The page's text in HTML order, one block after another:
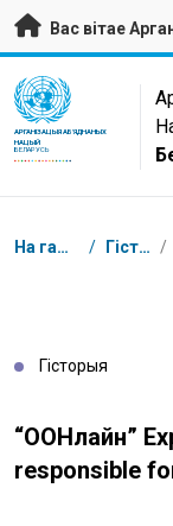
Да асноўнага зместу
Вас вітае
UN Logo
АРГАНІЗАЦЫЯ АБ'ЯДНАНЫХ
НАЦЫЙ
БЕЛАРУСЬ
Навігацыя
На галоўную / Гісторыі /
Гісторыя
“ООНлайн”
responsible